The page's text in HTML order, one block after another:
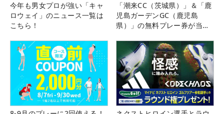
今年も男女プロが強い「キャ
ロウェイ」のニュース一覧は
こちら！
「潮来CC（茨城県）」＆「鹿
児島ガーデンGC（鹿児島
県）」の無料プレー券が当た